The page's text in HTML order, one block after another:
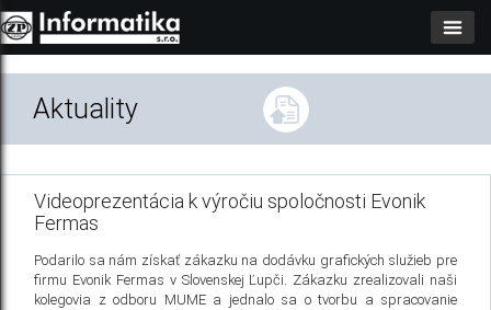
Aktuality
Videoprezentácia k výročiu spoločnosti Evonik
Fermas
Podarilo sa nám získať zákazku na dodávku grafických služieb pre
firmu Evonik Fermas v Slovenskej Ľupči. Zákazku zrealizovali naši
kolegovia z odboru MUME a jednalo sa o tvorbu a spracovanie